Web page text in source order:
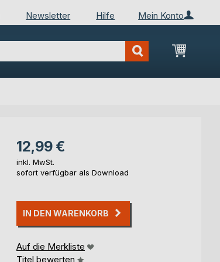
Mein Konto
Newsletter Hilfe
Mein
12,99 €
inkl. MwSt.
sofort verfügbar als Download
IN DEN WARENKORB
Auf die Merkliste
Titel bewerten